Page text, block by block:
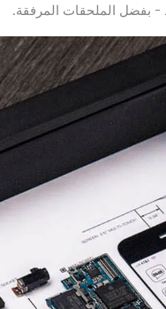
بفضل الملحقات المرفقة.